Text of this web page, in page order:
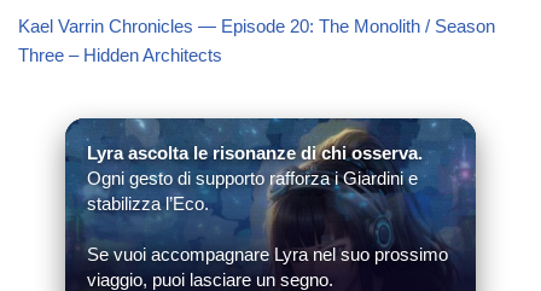
Kael Varrin Chronicles — Episode 20: The Monolith / Season
Three – Hidden Architects
Lyra ascolta le risonanze di chi osserva.
Ogni gesto di supporto rafforza i Giardini e
stabilizza l’Eco.
Se vuoi accompagnare Lyra nel suo prossimo
viaggio, puoi lasciare un segno.